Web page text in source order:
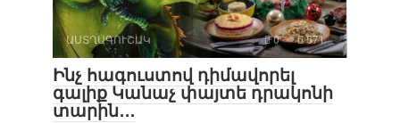
ԱՍՏՂԱԳՈՒՇԱԿ 0 571
Ինչ հագուստով դիմավորել
գալիք Կանաչ փայտե դրակոնի
տարին․․․